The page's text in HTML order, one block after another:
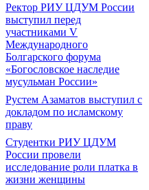
Ректор РИУ ЦДУМ России
выступил перед
участниками V
Международного
Болгарского форума
«Богословское наследие
мусульман России»
Рустем Азаматов выступил с
докладом по исламскому
праву
Студентки РИУ ЦДУМ
России провели
исследование роли платка в
жизни женщины